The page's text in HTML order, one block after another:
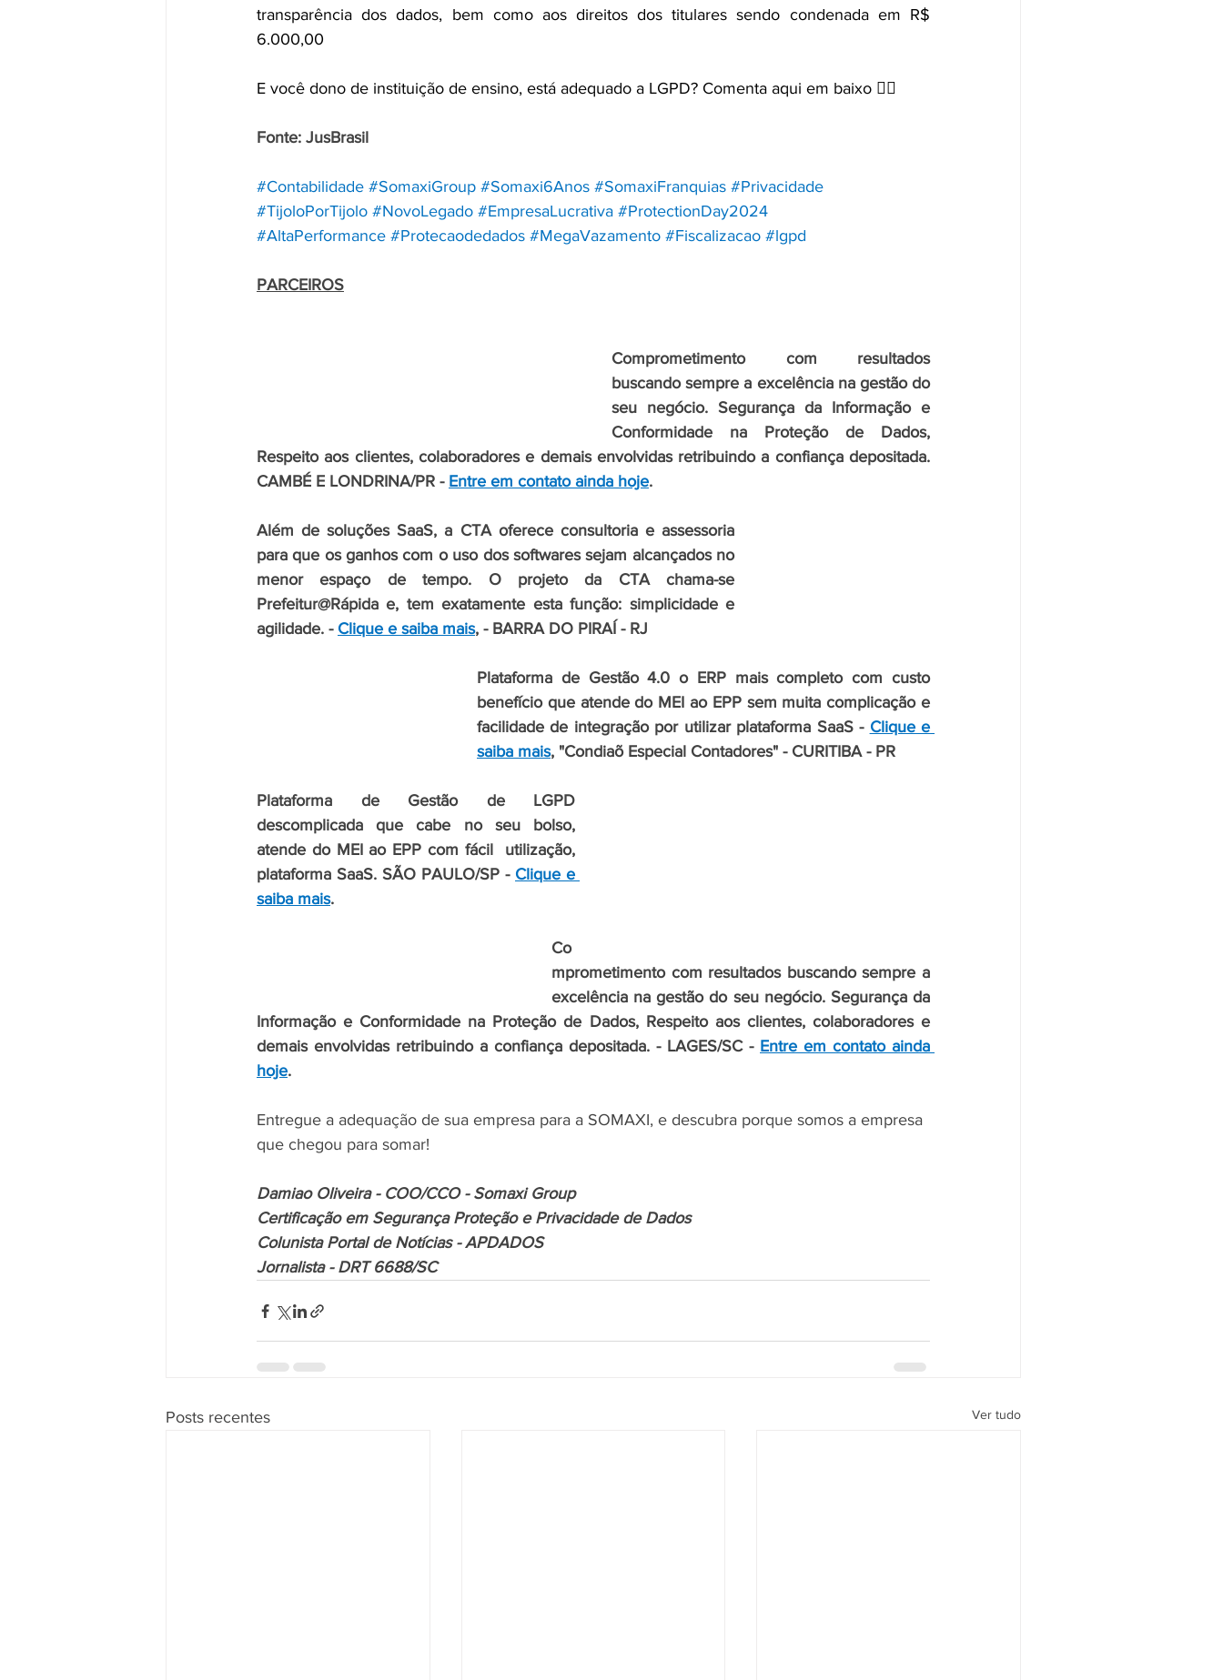
transparência dos dados, bem como aos direitos dos titulares sendo condenada em R$
6.000,00
E você dono de instituição de ensino, está adequado a LGPD? Comenta aqui em baixo 👇🏾
Fonte: JusBrasil
#Contabilidade #SomaxiGroup #Somaxi6Anos #SomaxiFranquias #Privacidade
#TijoloPorTijolo #NovoLegado #EmpresaLucrativa #ProtectionDay2024
#AltaPerformance #Protecaodedados #MegaVazamento #Fiscalizacao #lgpd
PARCEIROS
Comprometimento com resultados
buscando sempre a excelência na gestão do
seu negócio. Segurança da Informação e
Respeito aos clientes, colaboradores e demais envolvidas retribuindo a confiança depositada.
CAMBÉ E LONDRINA/PR - Entre em contato ainda hoje.
Além de soluções SaaS, a CTA oferece consultoria e assessoria
para que os ganhos com o uso dos softwares sejam alcançados no
menor espaço de tempo. O projeto da CTA chama-se
Prefeitur@Rápida e, tem exatamente esta função: simplicidade e
agilidade. - Clique e saiba mais, - BARRA DO PIRAÍ - RJ
Plataforma de Gestão 4.0 o ERP mais completo com custo
benefício que atende do MEI ao EPP sem muita complicação e
facilidade de integração por utilizar plataforma SaaS - Clique e
saiba mais, "Condiaõ Especial Contadores" - CURITIBA - PR
Plataforma de Gestão de LGPD
descomplicada que cabe no seu bolso,
atende do MEI ao EPP com fácil  utilização,
plataforma SaaS. SÃO PAULO/SP - Clique e
saiba mais.
Co
mprometimento com resultados buscando sempre a
excelência na gestão do seu negócio. Segurança da
Informação e Conformidade na Proteção de Dados, Respeito aos clientes, colaboradores e
demais envolvidas retribuindo a confiança depositada. - LAGES/SC - Entre em contato ainda
hoje.
Entregue a adequação de sua empresa para a SOMAXI, e descubra porque somos a empresa
que chegou para somar!
Damiao Oliveira - COO/CCO - Somaxi Group
Certificação em Segurança Proteção e Privacidade de Dados
Colunista Portal de Notícias - APDADOS
Jornalista - DRT 6688/SC
Posts recentes Ver tudo